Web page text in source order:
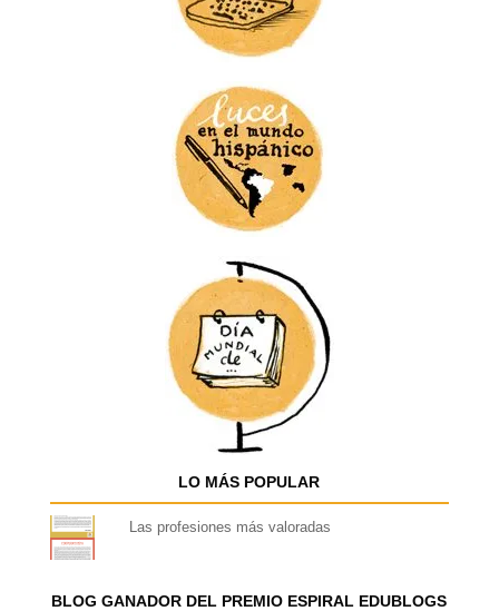
LO MÁS POPULAR
Las profesiones más valoradas
BLOG GANADOR DEL PREMIO ESPIRAL EDUBLOGS